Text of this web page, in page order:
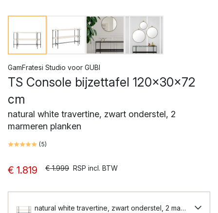
GamFratesi Studio voor GUBI
TS Console bijzettafel 120x30x72
cm
natural white travertine, zwart onderstel, 2
marmeren planken
(5)
€ 1.819 € 1.999 RSP incl. BTW
natural white travertine, zwart onderstel, 2 marmeren